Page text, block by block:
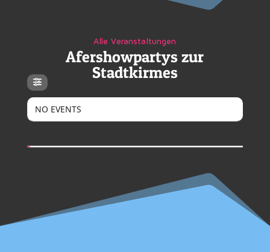
Alle Veranstaltungen
Afershowpartys zur
Stadtkirmes
NO EVENTS